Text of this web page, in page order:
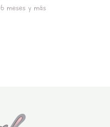
6 meses y más